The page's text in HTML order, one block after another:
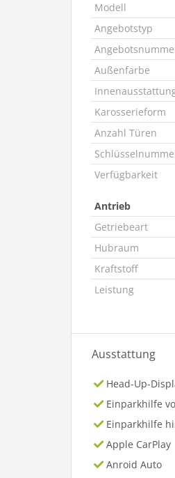
Modell
Angebotstyp
Außenfarbe
Karosserieform
Anzahl Türen
Verfügbarkeit
Antrieb
Getriebeart
Hubraum
Kraftstoff
Leistung
Ausstattung
Head-Up-
Einparkhilfe
Einparkhilfe
Apple CarPlay
Anroid Auto